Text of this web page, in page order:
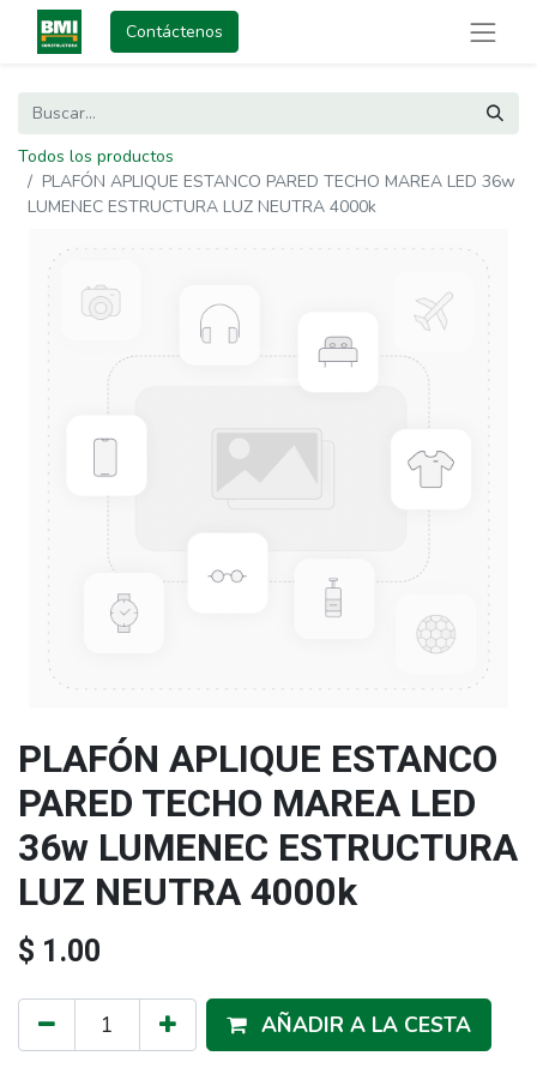
Contáctenos
Todos los productos
PLAFÓN APLIQUE ESTANCO PARED TECHO MAREA LED 36w
LUMENEC ESTRUCTURA LUZ NEUTRA 4000k
PLAFÓN APLIQUE ESTANCO
PARED TECHO MAREA LED
36w LUMENEC ESTRUCTURA
LUZ NEUTRA 4000k
$ 1.00
AÑADIR A LA CESTA